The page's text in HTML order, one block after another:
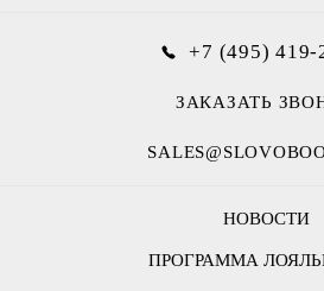
НОВОСТИ
ПРОГРАММА
+7 (495) 419-
ЗАКАЗАТЬ